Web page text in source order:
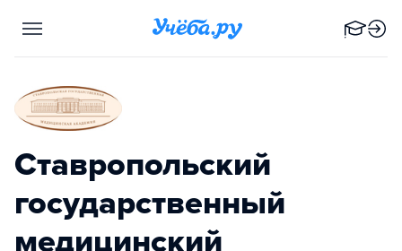
Ставропольский
государственный
медицинский